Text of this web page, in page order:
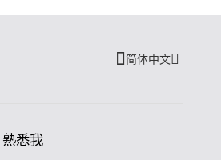
简体中文
熟悉我